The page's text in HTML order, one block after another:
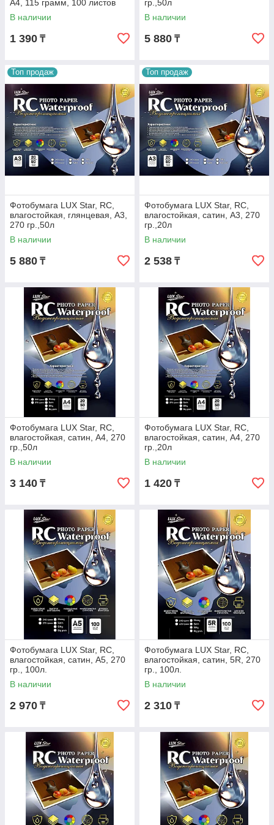
А4, 115 грамм, 100 листов
В наличии
1 390 ₸
гр.,50л
В наличии
5 880 ₸
Топ продаж
Фотобумага LUX Star, RC,
влагостойкая, глянцевая, A3,
270 гр.,50л
В наличии
5 880 ₸
Топ продаж
Фотобумага LUX Star, RC,
влагостойкая, сатин, A3, 270
гр.,20л
В наличии
2 538 ₸
Фотобумага LUX Star, RC,
влагостойкая, сатин, A4, 270
гр.,50л
В наличии
3 140 ₸
Фотобумага LUX Star, RC,
влагостойкая, сатин, A4, 270
гр.,20л
В наличии
1 420 ₸
Фотобумага LUX Star, RC,
влагостойкая, сатин, A5, 270
гр., 100л.
В наличии
2 970 ₸
Фотобумага LUX Star, RC,
влагостойкая, сатин, 5R, 270
гр., 100л.
В наличии
2 310 ₸